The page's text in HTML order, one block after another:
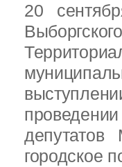
20
городское